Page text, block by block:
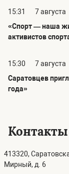
15:31
7 августа
«Спорт — наша
активистов
15:30
7 августа
Саратовцев
года»
Контакты
413320,
Мирный, д. 6